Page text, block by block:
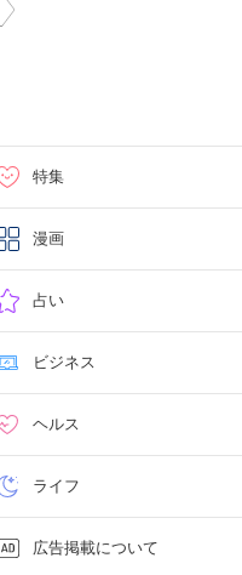
特集
漫画
占い
ビジネス
ヘルス
ライフ
広告掲載について